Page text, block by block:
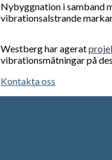
Nybyggnation i samband
vibrationsalstrande
Westberg har agerat
vibrationsmätningar på
Kontakta oss